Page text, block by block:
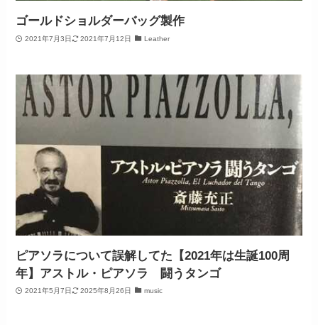
ゴールドショルダーバッグ製作
2021年7月3日 2021年7月12日 Leather
ピアソラについて誤解してた【2021年は生誕100周
年】アストル・ピアソラ 闘うタンゴ
2021年5月7日 2025年8月26日 music